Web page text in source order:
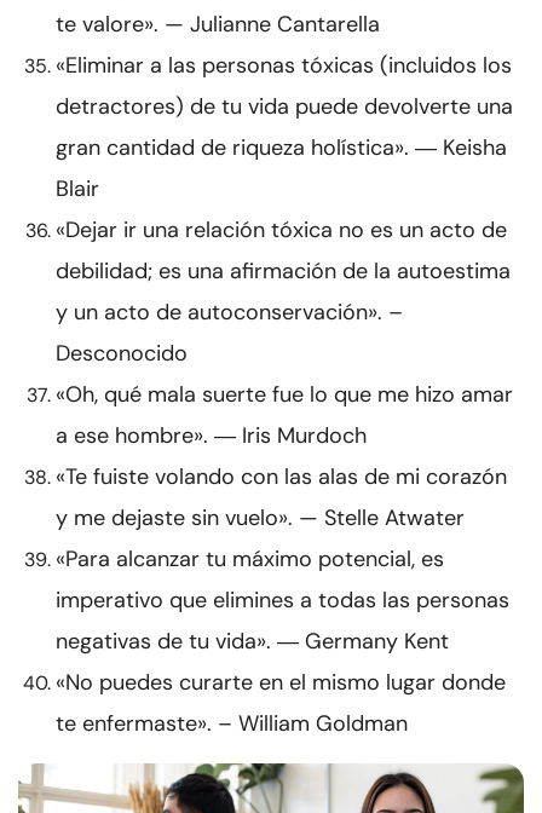
te valore». — Julianne Cantarella
«Eliminar a las personas tóxicas (incluidos los
detractores) de tu vida puede devolverte una
gran cantidad de riqueza holística». ― Keisha
Blair
«Dejar ir una relación tóxica no es un acto de
debilidad; es una afirmación de la autoestima
y un acto de autoconservación». –
Desconocido
«Oh, qué mala suerte fue lo que me hizo amar
a ese hombre». ― Iris Murdoch
«Te fuiste volando con las alas de mi corazón
y me dejaste sin vuelo». — Stelle Atwater
«Para alcanzar tu máximo potencial, es
imperativo que elimines a todas las personas
negativas de tu vida». ― Germany Kent
«No puedes curarte en el mismo lugar donde
te enfermaste». – William Goldman